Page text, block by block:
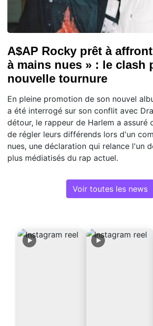
A$AP Rocky prêt à
à mains nues » : le clash
nouvelle tournure
En pleine promotion de son nouvel
a été interrogé sur son conflit avec
détour, le rappeur de Harlem a assuré
de régler leurs différends lors d'un
nues, une déclaration qui relance l'un
plus médiatisés du rap actuel.
Voir toutes les news